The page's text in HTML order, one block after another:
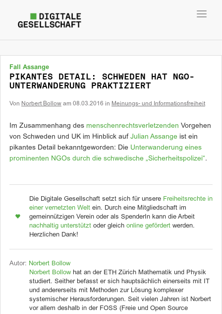
Fall Assange
PIKANTES DETAIL: SCHWEDEN HAT NGO-
UNTERWANDERUNG PRAKTIZIERT
Von Norbert Bollow am 08.03.2016 in Meinungs- und Informationsfreiheit
Im Zusammenhang des menschenrechtsverletzenden Vorgehen
von Schweden und UK im Hinblick auf Julian Assange ist ein
pikantes Detail bekanntgeworden: Die Unterwanderung eines
prominenten NGOs durch die schwedische „Sicherheitspolizei“.
Die Digitale Gesellschaft setzt sich für unsere Freiheitsrechte in
einer vernetzten Welt ein. Durch eine Mitgliedschaft im
gemeinnützigen Verein oder als SpenderIn kann die Arbeit
nachhaltig unterstützt oder gleich online gefördert werden.
Herzlichen Dank!
Autor: Norbert Bollow
Norbert Bollowhat an der ETH Zürich Mathematik und Physik
studiert. Seither befasst er sich hauptsächlich einerseits mit IT
und andererseits mit Methoden zur Lösung komplexer
systemischer Herausforderungen. Seit vielen Jahren ist Norbert
vor allem deshalb in der FOSS (Freie und Open Source